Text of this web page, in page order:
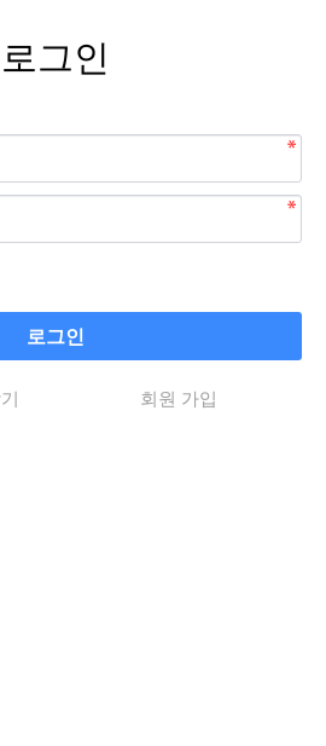
로그인
로그인
회원 가입